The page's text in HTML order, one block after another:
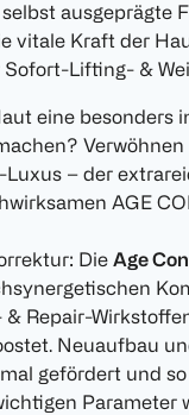
ausgeprägte
vitale Kraft der
Lifting- &
eine besonders
– der
AGE
Die Age
Repair-
Neuaufbau
gefördert und
Parameter